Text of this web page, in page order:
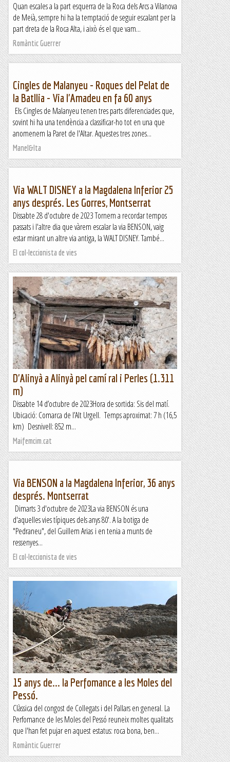
Quan escales a la part esquerra de la Roca dels Arcs a Vilanova
de Meià, sempre hi ha la temptació de seguir escalant per la
part dreta de la Roca Alta, i això és el que vam...
Romàntic Guerrer
Cingles de Malanyeu - Roques del Pelat de
la Batllia - Via l'Amadeu en fa 60 anys
Els Cingles de Malanyeu tenen tres parts diferenciades que,
sovint hi ha una tendència a classificar-ho tot en una que
anomenem la Paret de l'Altar. Aquestes tres zones...
Manel&Ita
Via WALT DISNEY a la Magdalena Inferior 25
anys després. Les Gorres, Montserrat
Dissabte 28 d'octubre de 2023 Tornem a recordar tempos
passats i l'altre dia que vàrem escalar la via BENSON, vaig
estar mirant un altre via antiga, la WALT DISNEY. També...
El col·leccionista de vies
D'Alinyà a Alinyà pel camí ral i Perles (1.311
m)
Dissabte 14 d’octubre de 2023Hora de sortida: Sis del matí.
Ubicació: Comarca de l’Alt Urgell. Temps aproximat: 7 h (16,5
km) Desnivell: 852 m...
Maifemcim.cat
Via BENSON a la Magdalena Inferior, 36 anys
després. Montserrat
Dimarts 3 d'octubre de 2023La via BENSON és una
d'aquelles vies típiques dels anys 80'. A la botiga de
"Pedraneu", del Guillem Arias i en tenia a munts de
ressenyes...
El col·leccionista de vies
15 anys de... la Perfomance a les Moles del
Pessó.
Clàssica del congost de Collegats i del Pallars en general. La
Perfomance de les Moles del Pessó reuneix moltes qualitats
que l'han fet pujar en aquest estatus: roca bona, ben...
Romàntic Guerrer